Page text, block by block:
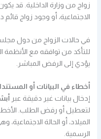
زواج من وزارة الداخلية. قد
الاجتماعية، أو وجود زواج
في حالات الزواج من دول مجلس
للتأكد من توافقه مع
يؤدي إلى الرفض المباشر.
أخطاء في البيانات أو
إدخال بيانات غير دقيقة عبر
لتعطيل أو رفض الطلب.
الميلاد، أو الحالة
الرسمية.